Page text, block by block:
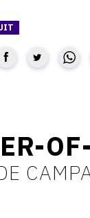
CATALOGUE
SES